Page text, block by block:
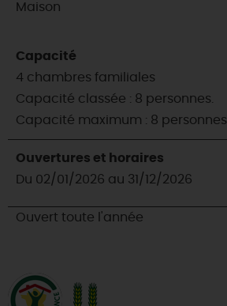
Maison
Capacité
4 chambres familiales
Capacité classée : 8 personnes.
Capacité maximum : 8 personnes.
Ouvertures et horaires
Du 02/01/2026 au 31/12/2026
Ouvert toute l'année